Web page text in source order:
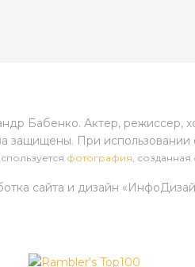
Бабенко. Актер, режиссер,
защищены. При использовании
фотография ,
сайта и дизайн